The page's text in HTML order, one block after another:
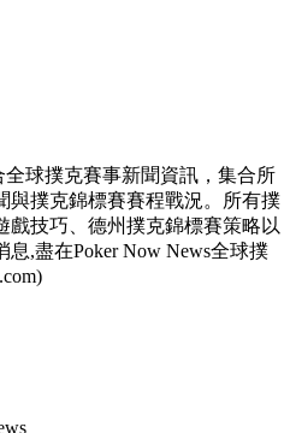
全球撲克賽事新聞資訊，集合所
與撲克錦標賽賽程戰況。所有撲
戲技巧、德州撲克錦標賽策略以
,盡在Poker Now News全球撲